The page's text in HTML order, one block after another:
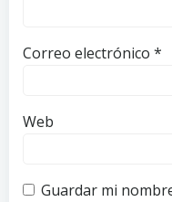
Correo electrónico *
Web
Guardar mi